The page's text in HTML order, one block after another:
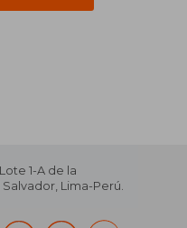
1-A de la
Salvador, Lima-Perú.